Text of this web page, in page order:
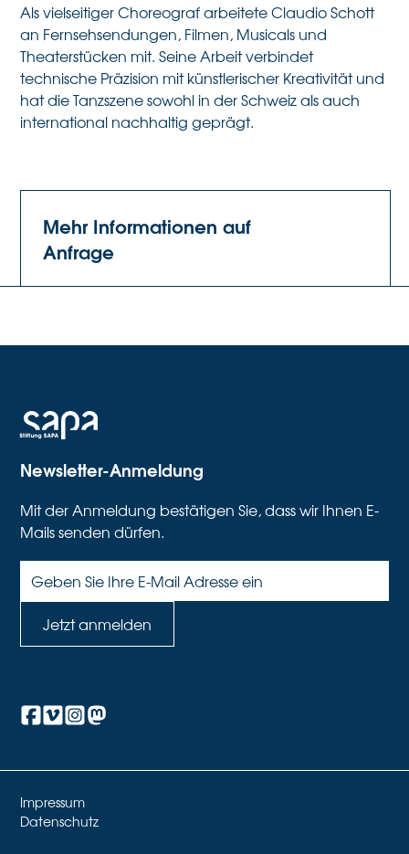
Als vielseitiger Choreograf arbeitete Claudio Schott
an Fernsehsendungen, Filmen, Musicals und
Theaterstücken mit. Seine Arbeit verbindet
technische Präzision mit künstlerischer Kreativität und
hat die Tanzszene sowohl in der Schweiz als auch
international nachhaltig geprägt.
Mehr Informationen auf
Anfrage
Newsletter-Anmeldung
Mit der Anmeldung bestätigen Sie, dass wir Ihnen E-
Mails senden dürfen.
Impressum
Datenschutz